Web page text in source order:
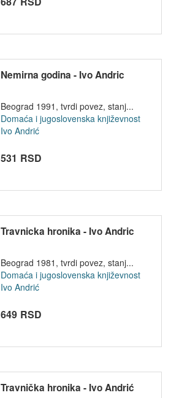
Nemirna godina - Ivo Andric
Beograd 1991, tvrdi povez, stanj...
Domaća i jugoslovenska književnost
Ivo Andrić
531 RSD
Travnicka hronika - Ivo Andric
Beograd 1981, tvrdi povez, stanj...
Domaća i jugoslovenska književnost
Ivo Andrić
649 RSD
Travnička hronika - Ivo Andrić